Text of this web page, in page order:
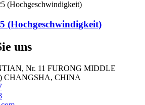
(Hochgeschwindigkeit)
uns
Nr. 11 FURONG MIDDLE
CHANGSHA, CHINA